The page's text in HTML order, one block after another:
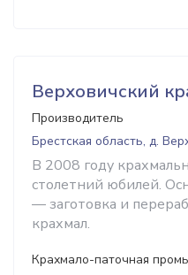
Верховичский
Производитель
Брестская область, д.
В 2008 году
столетний юбилей.
— заготовка и
крахмал.
Крахмало-паточная